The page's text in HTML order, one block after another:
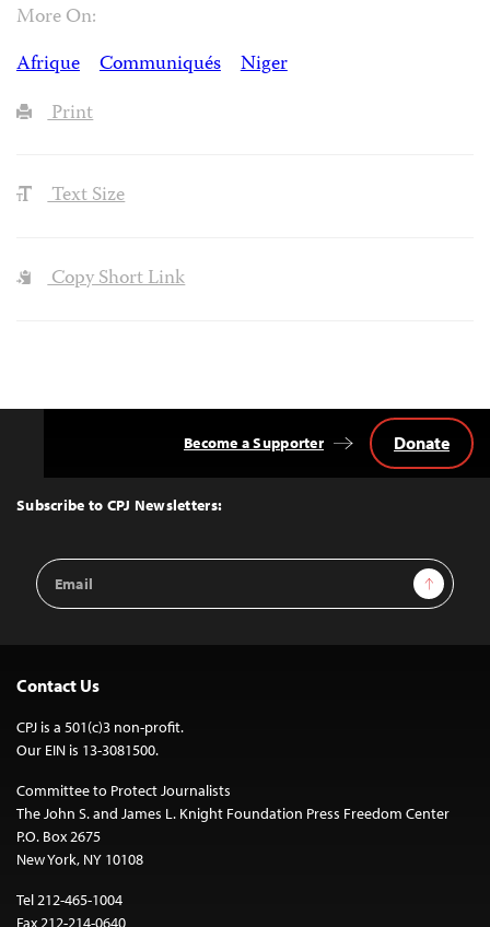
More On:
Afrique
Communiqués
Niger
Print
Text Size
Copy Short Link
Top
Subscribe to CPJ Newsletters:
Email
Address
Sign Up
Become a Supporter Donate
Contact Us
CPJ is a 501(c)3 non-profit.
Our EIN is 13-3081500.
Committee to Protect Journalists
The John S. and James L. Knight Foundation Press Freedom Center
P.O. Box 2675
New York, NY 10108
Tel 212-465-1004
Fax 212-214-0640